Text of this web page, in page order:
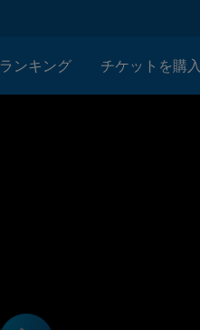
ランキング チケットを購入